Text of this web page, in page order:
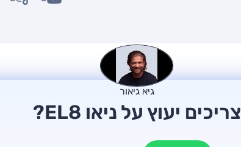
גיא גיאור
צריכים יעוץ על ניאו EL8?